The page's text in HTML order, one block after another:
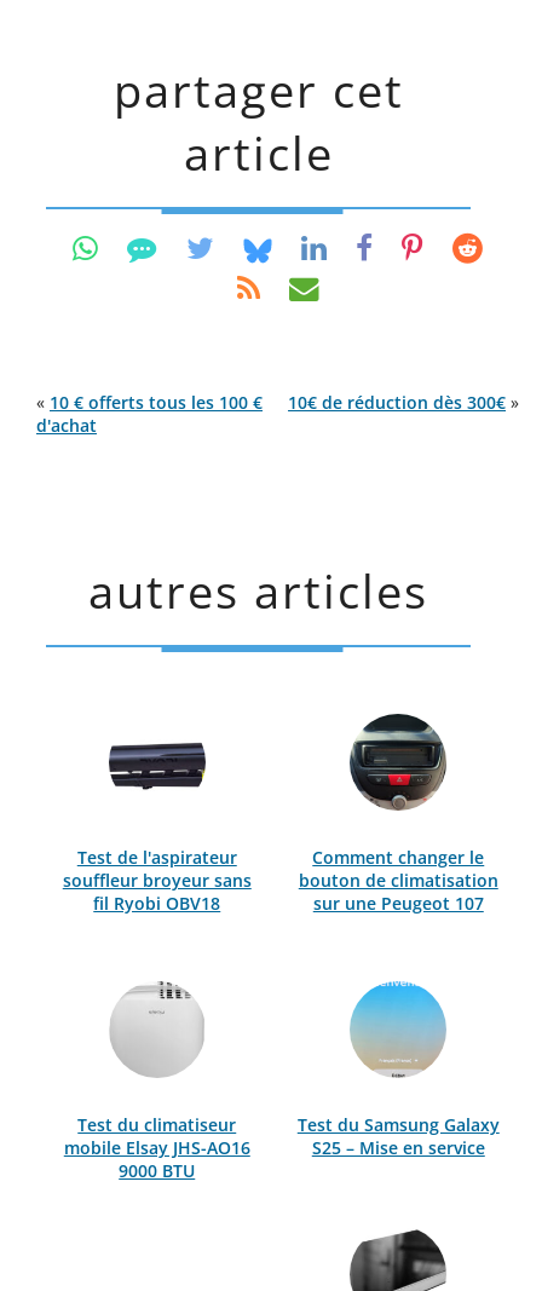
partager cet
article
« 10 € offerts tous les 100 €
d'achat
10€ de réduction dès 300€ »
autres articles
Test de l'aspirateur
souffleur broyeur sans
fil Ryobi OBV18
Comment changer le
bouton de climatisation
sur une Peugeot 107
Test du climatiseur
mobile Elsay JHS-AO16
9000 BTU
Test du Samsung Galaxy
S25 – Mise en service